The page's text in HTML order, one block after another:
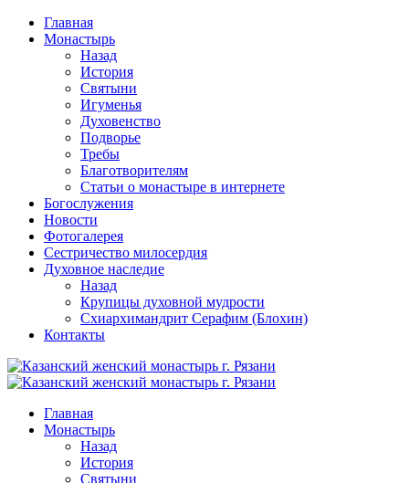
Перейти
содержимому
Главная
Монастырь
Назад
История
Святыни
Игуменья
Духовенство
Подворье
Требы
Благотворителям
Статьи о монастыре в интернете
Богослужения
Новости
Фотогалерея
Сестричество милосердия
Духовное наследие
Назад
Крупицы духовной мудрости
Схиархимандрит Серафим (Блохин)
Контакты
Главная
Монастырь
Назад
История
Святыни